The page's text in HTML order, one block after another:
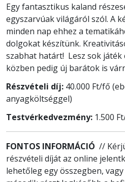
Egy fantasztikus kaland
egyszarvúak világáról szól. A
minden nap ehhez a
dolgokat készítünk.
szabhat határt! Lesz sok játék
közben pedig új barátok is
Részvételi díj: 40.000 Ft/fő
anyagköltséggel)
Testvérkedvezmény: 1.500
FONTOS INFORMÁCIÓ //
részvételi díját az online
lehetőleg egy összegben,